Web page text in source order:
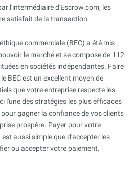
l'intermédiaire d'Escrow.com, les
satisfait de la transaction.
commerciale (BEC) a été mis
le marché et se compose de 112
en sociétés indépendantes. Faire
BEC est un excellent moyen de
que votre entreprise respecte les
l'une des stratégies les plus efficaces
gagner la confiance de vos clients
prospère. Payer pour votre
aussi simple que d'accepter les
ou accepter votre paiement.